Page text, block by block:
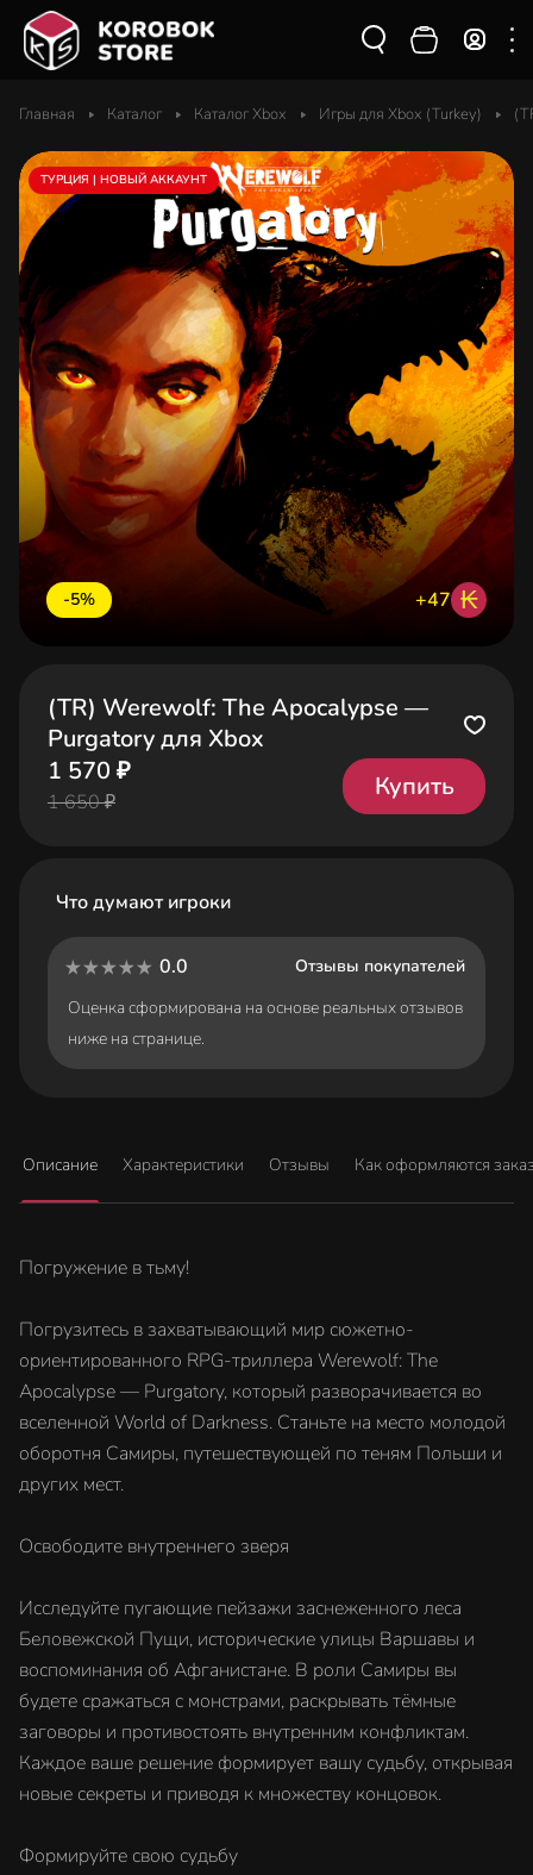
Главная Каталог Каталог Xbox Игры для Xbox (Turkey)
-5% +47 ₭
ТУРЦИЯ | НОВЫЙ АККАУНТ
(TR) Werewolf: The Apocalypse —
Purgatory для Xbox
1 570 ₽
1 650 ₽
Купить
Что думают игроки
0.0
Отзывы покупателей
Оценка сформирована на основе реальных отзывов
ниже на странице.
Описание Характеристики Отзывы Как оформляются
Погружение в тьму!
Погрузитесь в захватывающий мир сюжетно-
ориентированного RPG-триллера Werewolf: The
Apocalypse — Purgatory, который разворачивается во
вселенной World of Darkness. Станьте на место молодой
оборотня Самиры, путешествующей по теням Польши и
других мест.
Освободите внутреннего зверя
Исследуйте пугающие пейзажи заснеженного леса
Беловежской Пущи, исторические улицы Варшавы и
воспоминания об Афганистане. В роли Самиры вы
будете сражаться с монстрами, раскрывать тёмные
заговоры и противостоять внутренним конфликтам.
Каждое ваше решение формирует вашу судьбу, открывая
новые секреты и приводя к множеству концовок.
Формируйте свою судьбу